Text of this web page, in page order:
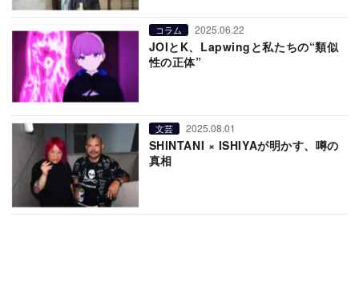
コラム 2025.06.22
JOIとK、Lapwingと私たちの“類似
性の正体”
文芸 2025.08.01
SHINTANI × ISHIYAが明かす、噂の
真相